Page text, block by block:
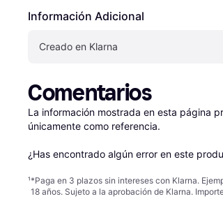
Información Adicional
Creado en Klarna
Comentarios
La información mostrada en esta página
únicamente como referencia.
¿Has encontrado algún error en este
¹*Paga en 3 plazos sin intereses con Klarna.
18 años. Sujeto a la aprobación de Klarna.